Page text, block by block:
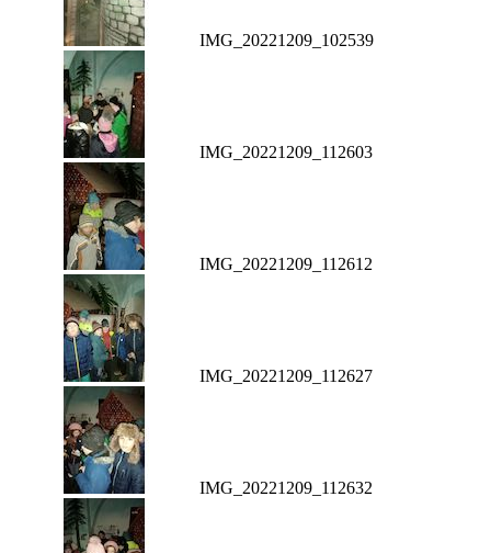
IMG_20221209_102539
IMG_20221209_112603
IMG_20221209_112612
IMG_20221209_112627
IMG_20221209_112632